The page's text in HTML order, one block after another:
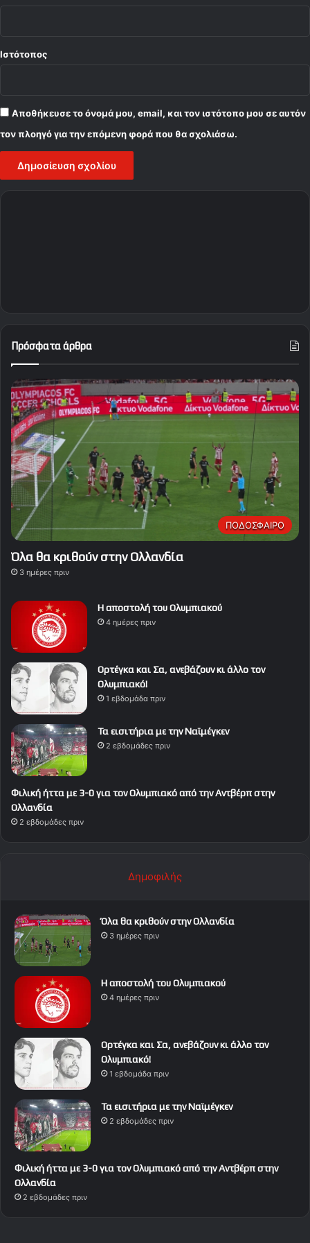
Ιστότοπος
Αποθήκευσε το όνομά μου, email, και τον ιστότοπο μου σε αυτόν
τον πλοηγό για την επόμενη φορά που θα σχολιάσω.
Πρόσφατα άρθρα
ΠΟΔΟΣΦΑΙΡΟ
Όλα θα κριθούν στην Ολλανδία
3 ημέρες πριν
Η αποστολή του Ολυμπιακού
4 ημέρες πριν
Ορτέγκα και Σα, ανεβάζουν κι άλλο τον
Ολυμπιακό!
1 εβδομάδα πριν
Τα εισιτήρια με την Ναϊμέγκεν
2 εβδομάδες πριν
Φιλική ήττα με 3-0 για τον Ολυμπιακό από την Αντβέρπ στην
Ολλανδία
2 εβδομάδες πριν
Δημοφιλής
Όλα θα κριθούν στην Ολλανδία
3 ημέρες πριν
Η αποστολή του Ολυμπιακού
4 ημέρες πριν
Ορτέγκα και Σα, ανεβάζουν κι άλλο τον
Ολυμπιακό!
1 εβδομάδα πριν
Τα εισιτήρια με την Ναϊμέγκεν
2 εβδομάδες πριν
Φιλική ήττα με 3-0 για τον Ολυμπιακό από την Αντβέρπ στην
Ολλανδία
2 εβδομάδες πριν